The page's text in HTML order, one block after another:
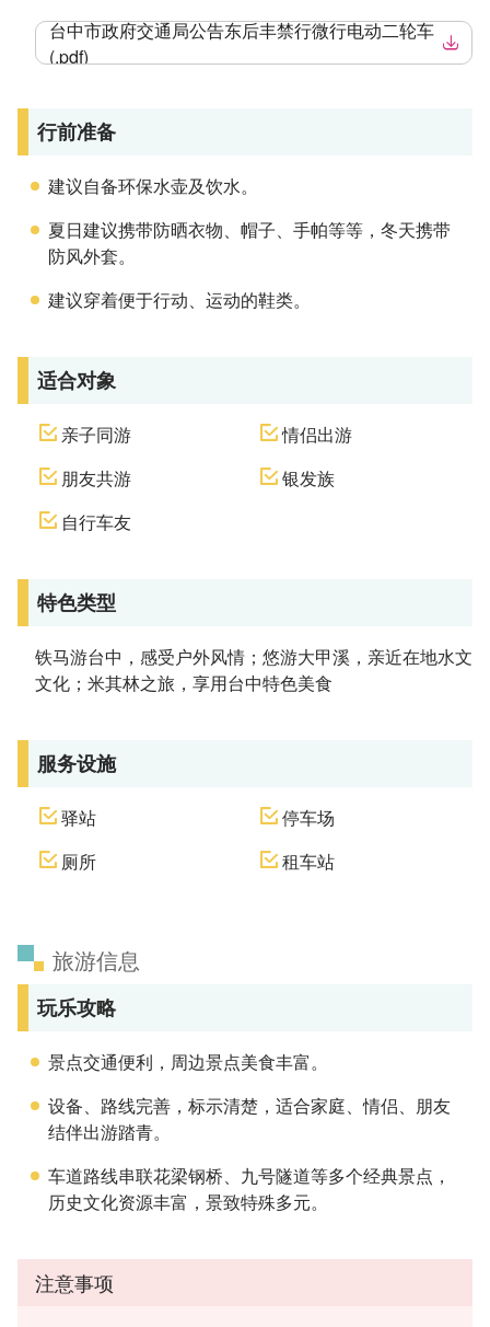
台中市政府交通局公告东后丰禁行微行电动二轮车
(.pdf)
行前准备
建议自备环保水壶及饮水。
夏日建议携带防晒衣物、帽子、手帕等等，冬天携带
防风外套。
建议穿着便于行动、运动的鞋类。
适合对象
亲子同游
情侣出游
朋友共游
银发族
自行车友
特色类型
铁马游台中，感受户外风情；悠游大甲溪，亲近在地水文
文化；米其林之旅，享用台中特色美食
服务设施
驿站
停车场
厕所
租车站
旅游信息
玩乐攻略
景点交通便利，周边景点美食丰富。
设备、路线完善，标示清楚，适合家庭、情侣、朋友
结伴出游踏青。
车道路线串联花梁钢桥、九号隧道等多个经典景点，
历史文化资源丰富，景致特殊多元。
注意事项